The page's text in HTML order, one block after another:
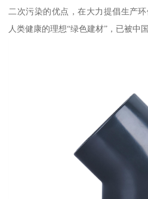
二次污染的优点，在大力提倡生产
人类健康的理想“绿色建材”，已被中